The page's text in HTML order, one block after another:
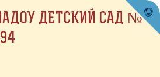
ДЕТСКИЙ САД №